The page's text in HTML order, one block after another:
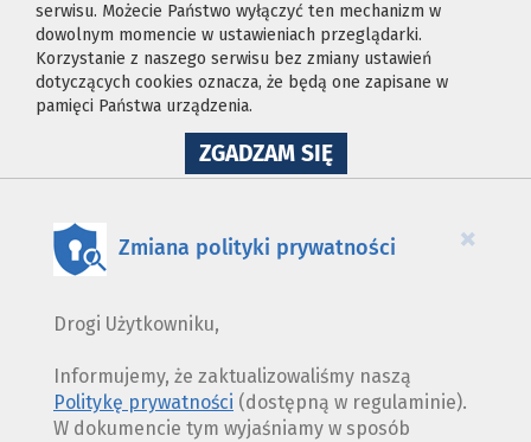
serwisu. Możecie Państwo wyłączyć ten mechanizm w
dowolnym momencie w ustawieniach przeglądarki.
Korzystanie z naszego serwisu bez zmiany ustawień
dotyczących cookies oznacza, że będą one zapisane w
pamięci Państwa urządzenia.
ZGADZAM SIĘNA
WYKORZYSTANIE
×
Zmiana polityki prywatności
Drogi Użytkowniku,
Informujemy, że zaktualizowaliśmy naszą
Politykę prywatności (dostępną w regulaminie).
W dokumencie tym wyjaśniamy w sposób